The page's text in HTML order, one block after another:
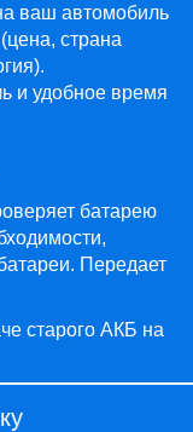
ваш автомобиль
страна
и удобное время
батарею
Передает
старого АКБ на